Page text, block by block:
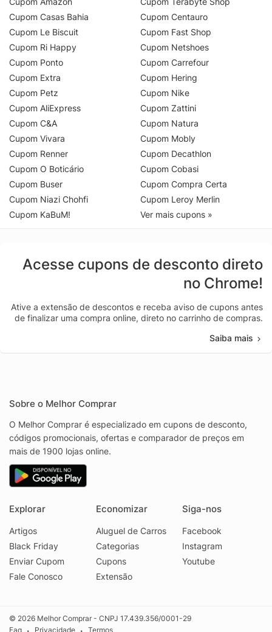
Cupom Casas Bahia
Cupom Le Biscuit
Cupom Ri Happy
Cupom Ponto
Cupom Extra
Cupom Petz
Cupom AliExpress
Cupom C&A
Cupom Vivara
Cupom Renner
Cupom O Boticário
Cupom Buser
Cupom Niazi Chohfi
Cupom KaBuM!
Cupom Centauro
Cupom Fast Shop
Cupom Netshoes
Cupom Carrefour
Cupom Hering
Cupom Nike
Cupom Zattini
Cupom Natura
Cupom Mobly
Cupom Decathlon
Cupom Cobasi
Cupom Compra Certa
Cupom Leroy Merlin
Ver mais cupons »
Acesse cupons de desconto direto
no Chrome!
Ative a extensão de descontos e receba aviso de cupons antes
de finalizar uma compra online, direto no carrinho de compras.
Saiba mais
Sobre o Melhor Comprar
O Melhor Comprar é especializado em cupons de desconto,
códigos promocionais, ofertas e comparador de preços em
mais de 1900 lojas online.
Explorar
Artigos
Black Friday
Enviar Cupom
Fale Conosco
Economizar
Aluguel de Carros
Categorias
Cupons
Extensão
Siga-nos
Facebook
Instagram
Youtube
© 2026 Melhor Comprar - CNPJ 17.439.356/0001-29